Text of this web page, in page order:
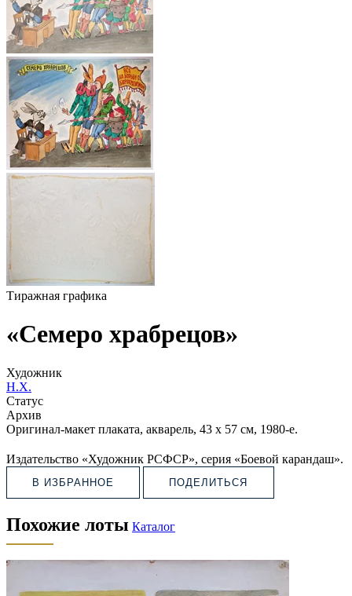
Тиражная графика
«Семеро храбрецов»
Художник
Н.Х.
Статус
Архив
Оригинал-макет плаката, акварель, 43 х 57 см, 1980-е.
Издательство «Художник РСФСР», серия «Боевой карандаш».
В ИЗБРАННОЕ ПОДЕЛИТЬСЯ
Похожие лоты Каталог